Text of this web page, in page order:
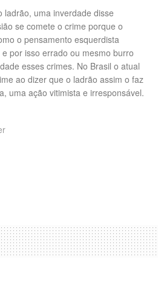
ladrão, uma inverdade disse
se comete o crime porque o
o pensamento esquerdista
por isso errado ou mesmo burro
esses crimes. No Brasil o atual
ao dizer que o ladrão assim o faz
uma ação vitimista e irresponsável.